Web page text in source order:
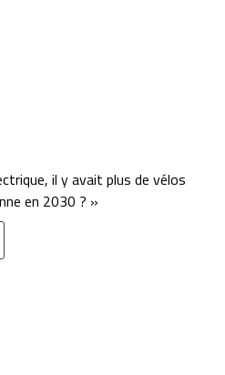
il y avait plus de vélos
en 2030 ? »